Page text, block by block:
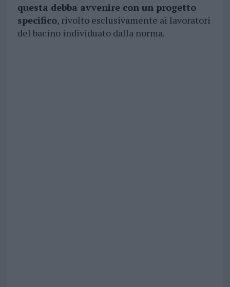
questa debba avvenire con un progetto
specifico, rivolto esclusivamente ai lavoratori
del bacino individuato dalla norma.